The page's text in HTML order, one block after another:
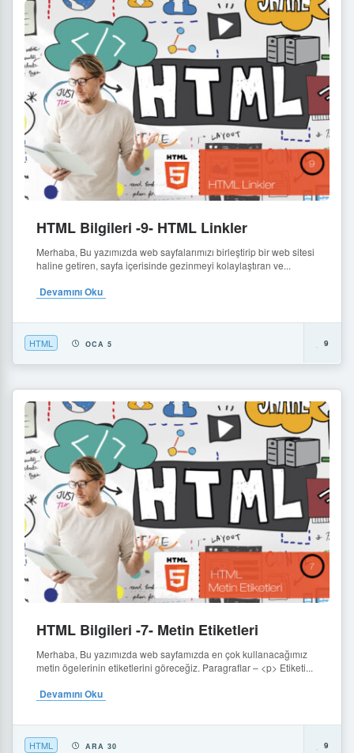
HTML Bilgileri -9- HTML Linkler
Merhaba, Bu yazımızda web sayfalarımızı birleştirip bir web sitesi
haline getiren, sayfa içerisinde gezinmeyi kolaylaştıran ve...
Devamını Oku
HTML OCA 5 9
HTML Bilgileri -7- Metin Etiketleri
Merhaba, Bu yazımızda web sayfamızda en çok kullanacağımız
metin ögelerinin etiketlerini göreceğiz. Paragraflar – <p> Etiketi...
Devamını Oku
HTML ARA 30 9